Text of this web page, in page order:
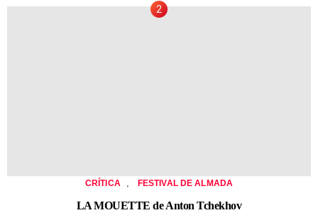
CRÍTICA FESTIVAL DE ALMADA
LA MOUETTE de Anton Tchekhov